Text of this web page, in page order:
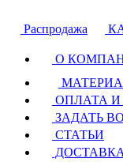
Распродажа
О
ОПЛАТА
ЗАДАТЬ
СТАТЬИ